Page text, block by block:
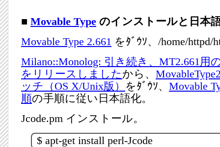
■ Movable Type のインストールと日本
Movable Type 2.661 をﾀﾞｳｿ、/home/httpd/
Milano::Monolog: 引き続き、MT2.661用
をリリースしました から、
ッチ（OS X/Unix版） をﾀﾞｳｿ、 Movable
順の手順に従い日本語化。
Jcode.pm インストール。
$ apt-get install perl-Jcode